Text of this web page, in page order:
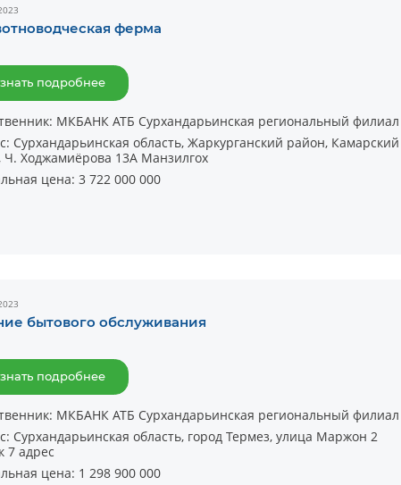
ферма
подробнее
МКБАНК АТБ Сурхандарьинская региональный филиал
Сурхандарьинская область, Жаркурганский район, Камарский
Ходжамиёрова 13А Манзилгох
цена: 3 722 000 000
бытового обслуживания
подробнее
МКБАНК АТБ Сурхандарьинская региональный филиал
Сурхандарьинская область, город Термез, улица Маржон 2
7 адрес
цена: 1 298 900 000